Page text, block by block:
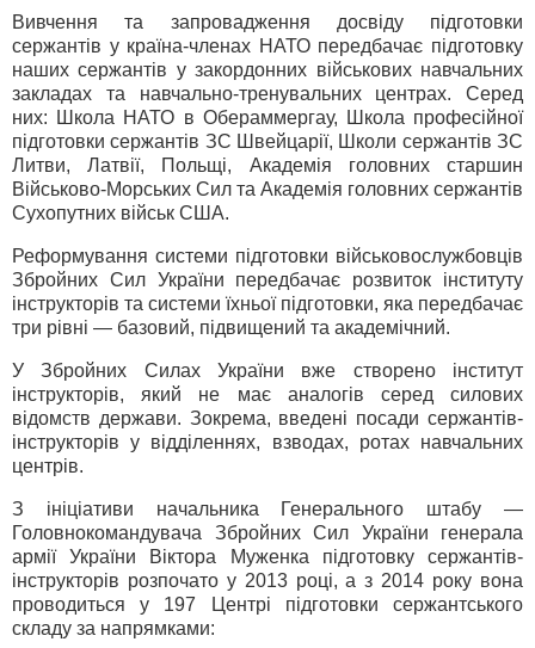
Вивчення та запровадження досвіду підготовки
сержантів у країна-членах НАТО передбачає підготовку
наших сержантів у закордонних військових навчальних
закладах та навчально-тренувальних центрах. Серед
них: Школа НАТО в Обераммергау, Школа професійної
підготовки сержантів ЗС Швейцарії, Школи сержантів ЗС
Литви, Латвії, Польщі, Академія головних старшин
Військово-Морських Сил та Академія головних сержантів
Сухопутних військ США.
Реформування системи підготовки військовослужбовців
Збройних Сил України передбачає розвиток інституту
інструкторів та системи їхньої підготовки, яка передбачає
три рівні — базовий, підвищений та академічний.
У Збройних Силах України вже створено інститут
інструкторів, який не має аналогів серед силових
відомств держави. Зокрема, введені посади сержантів-
інструкторів у відділеннях, взводах, ротах навчальних
центрів.
З ініціативи начальника Генерального штабу —
Головнокомандувача Збройних Сил України генерала
армії України Віктора Муженка підготовку сержантів-
інструкторів розпочато у 2013 році, а з 2014 року вона
проводиться у 197 Центрі підготовки сержантського
складу за напрямками: